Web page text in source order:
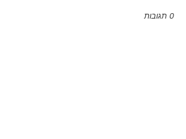
0 תגובות